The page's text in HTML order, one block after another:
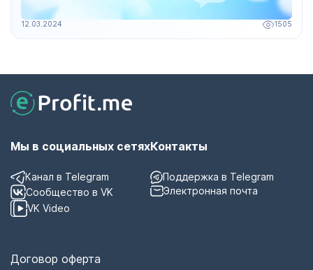
1505
Договор оферта
Мы в социальных сетях
Канал в Telegram
Сообщество в VK
VK Video
Контакты
Поддержка в Telegram
Электронная почта